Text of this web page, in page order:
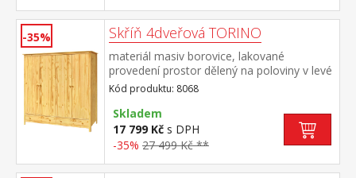
-35% Skříň 4dveřová TORINO
materiál masiv borovice, lakované
provedení prostor dělený na poloviny v levé
polovině šatní tyč a police na klobouky v
pravé polovině 3 police ve spodní části 2
zásuvky s kovovými pojezdy doporučený
nástavec 8168
Kód produktu: 8068
Skladem
17 799 Kč s DPH
-35% 27 499 Kč **